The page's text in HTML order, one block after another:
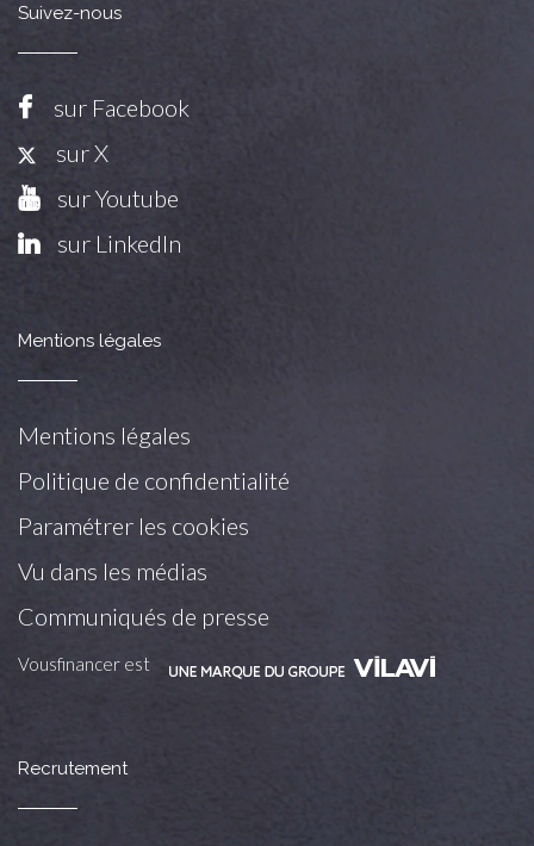
Suivez-nous
sur Facebook
sur X
sur Youtube
sur LinkedIn
Mentions légales
Mentions légales
Politique de confidentialité
Paramétrer les cookies
Vu dans les médias
Communiqués de presse
Vousfinancer est
Recrutement